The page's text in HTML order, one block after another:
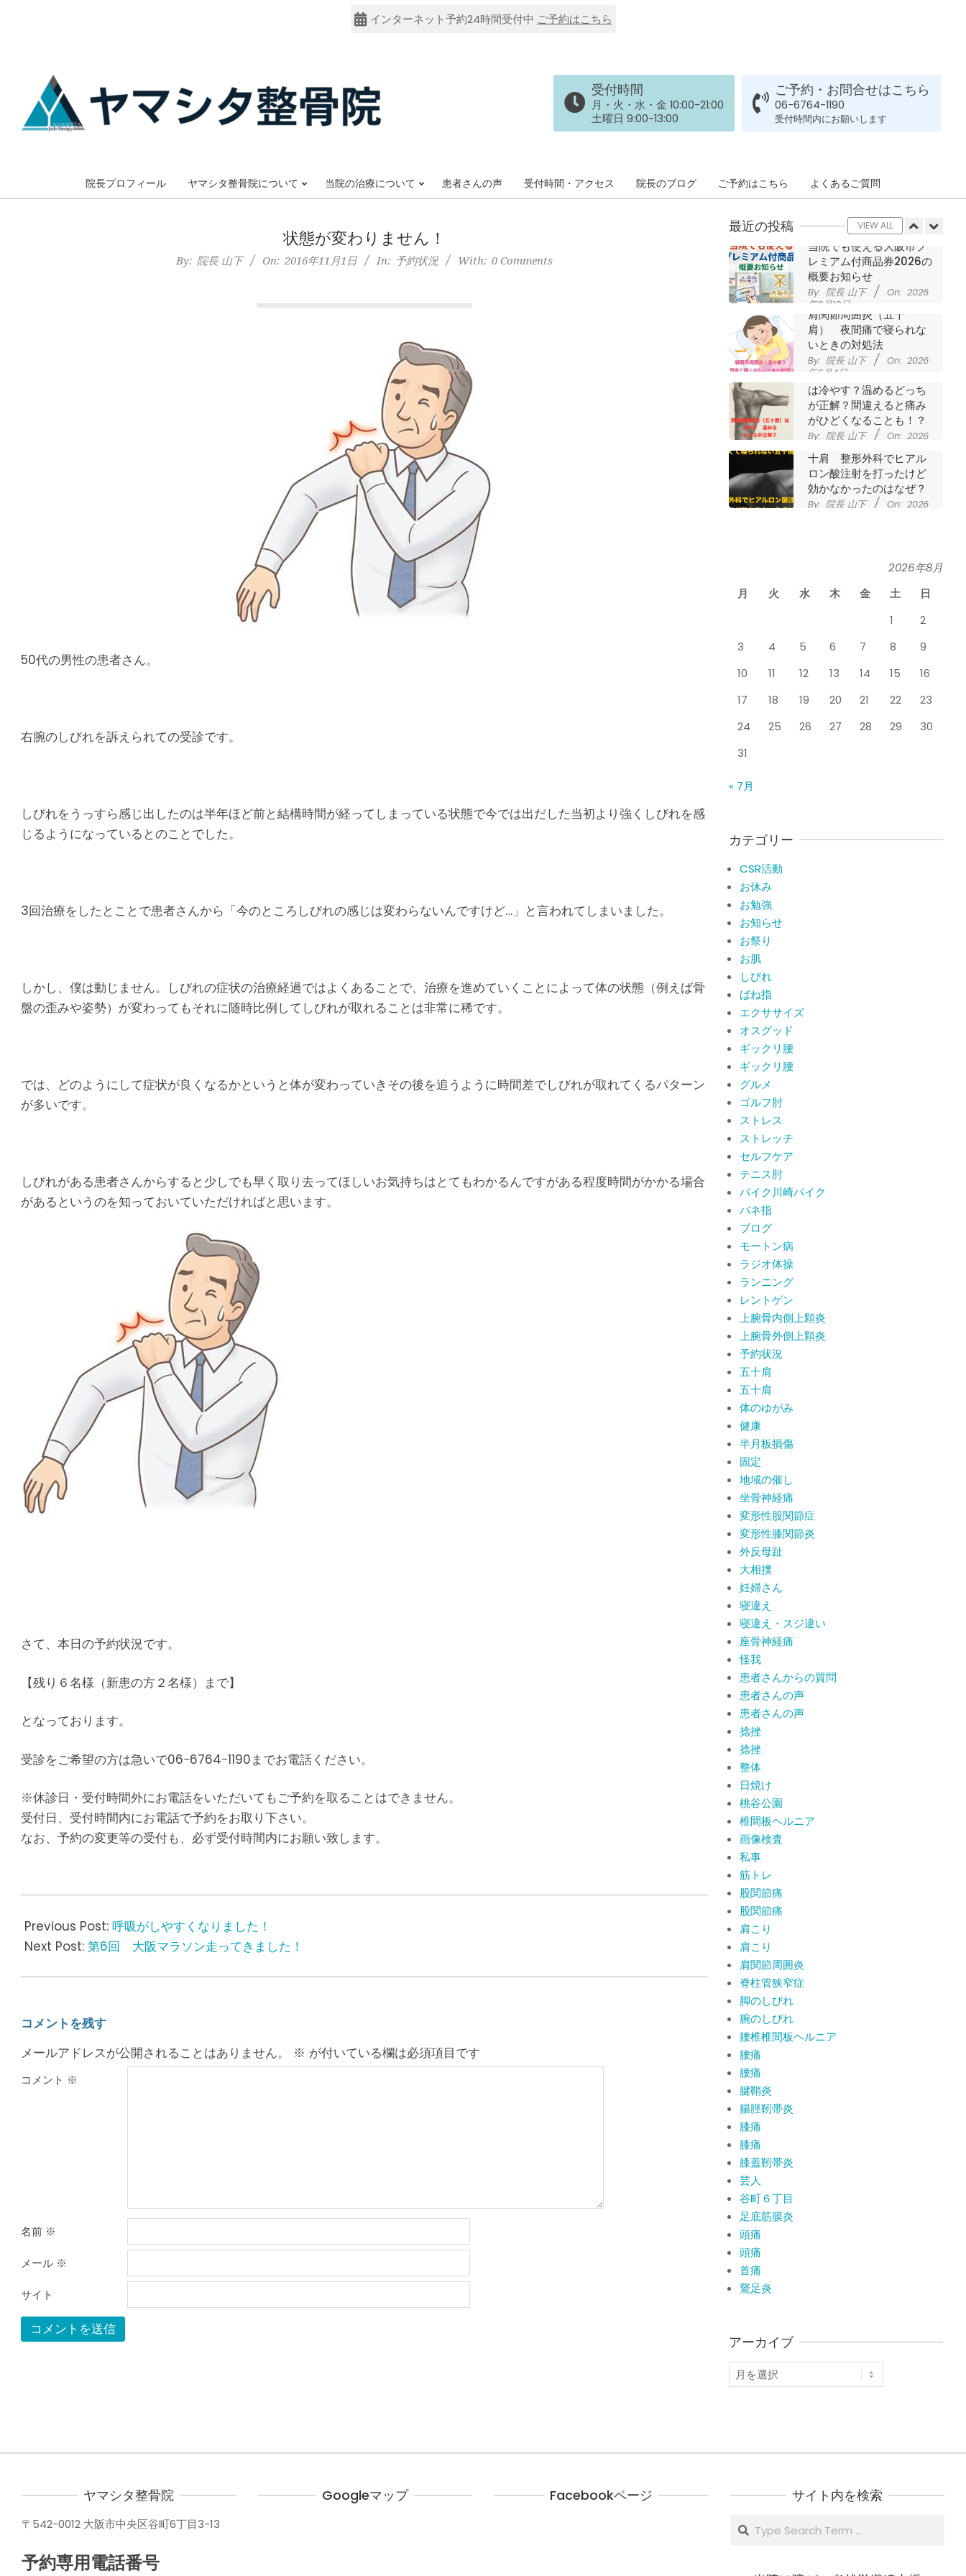
インターネット予約24時間受付中 ご予約はこちら
大
阪
り
痛
｜
整
体
ら
マ
シ
整
骨
受付時間
月・火・水・金 10:00-21:00
土曜日 9:00-13:00
ご予約・お問合せはこちら
06-6764-1190
受付時間内にお願いします
Primary
院長プロフィール ヤマシタ整骨院について 当院の治療について 患者さんの声 受付時間・アクセス 院長のブログ ご予約はこちら よくあるご質問
状態が変わりません！
By: 院長 山下 On: 2016年11月1日 In: 予約状況 With: 0 Comments
50代の男性の患者さん。
右腕のしびれを訴えられての受診です。
しびれをうっすら感じ出したのは半年ほど前と結構時間が経ってしまっている状態で今では出だした当初より強くしびれを感
じるようになっているとのことでした。
3回治療をしたとことで患者さんから「今のところしびれの感じは変わらないんですけど…」と言われてしまいました。
しかし、僕は動じません。しびれの症状の治療経過ではよくあることで、治療を進めていくことによって体の状態（例えば骨
盤の歪みや姿勢）が変わってもそれに随時比例してしびれが取れることは非常に稀です。
では、どのようにして症状が良くなるかというと体が変わっていきその後を追うように時間差でしびれが取れてくるパターン
が多いです。
しびれがある患者さんからすると少しでも早く取り去ってほしいお気持ちはとてもわかるんですがある程度時間がかかる場合
があるというのを知っておいていただければと思います。
さて、本日の予約状況です。
【残り６名様（新患の方２名様）まで】
となっております。
受診をご希望の方は急いで06−6764−1190までお電話ください。
※休診日・受付時間外にお電話をいただいてもご予約を取ることはできません。
受付日、受付時間内にお電話で予約をお取り下さい。
なお、予約の変更等の受付も、必ず受付時間内にお願い致します。
11-
01
Previous Post: 呼吸がしやすくなりました！
Next Post: 第6回 大阪マラソン走ってきました！
コメントを残す
メールアドレスが公開されることはありません。
※ が付いている欄は必須項目です
コメント ※
名前 ※
メール ※
サイト
最近の投稿 VIEW ALL
グのご紹介
By: 院長 山下
年5月23日
ジャンプやダッシュで膝
のお皿の下が痛い！膝蓋
靭帯炎になってしまった
年5月22日
CSR活動報告 生國魂神
社の夏祭りに提灯を奉納
By: 院長 山下 On:
2026
当院でも使える大阪市プ
レミアム付商品券2026の
概要お知らせ
By: 院長 山下 On: 2026
年6月19日
肩関節周囲炎（五十
肩） 夜間痛で寝られな
いときの対処法
By: 院長 山下 On: 2026
年6月4日
肩関節周囲炎（五十肩）
は冷やす？温めるどっち
が正解？間違えると痛み
がひどくなることも！？
By: 院長 山下 On: 2026
夜に痛くて寝られない五
十肩 整形外科でヒアル
ロン酸注射を打ったけど
効かなかったのはなぜ？
By: 院長 山下 On: 2026
On: 2026
膝のお皿の下が痛くて運
動できない！膝蓋靭帯炎
（ジャンパー膝）は冷や
したほうがいい？それと
院長 山下 On:
2026
整形外科で水を抜きヒア
みが取れない膝痛で来院
された患者さまの声
年5月23日
のお皿の下が痛い！膝蓋
き？
2026年8月
月
火 水 木 金 土
日
1
2
3
4 5 6 7 8
9
10
11 12 13 14 15
16
17
18 19 20 21 22
23
24
25 26 27 28 29
30
31
« 7月
カテゴリー
CSR活動
お休み
お勉強
お知らせ
お祭り
お肌
しびれ
ばね指
エクササイズ
オスグッド
ギックリ腰
ギックリ腰
グルメ
ゴルフ肘
ストレス
ストレッチ
セルフケア
テニス肘
バイク川崎バイク
バネ指
ブログ
モートン病
ラジオ体操
ランニング
レントゲン
上腕骨内側上顆炎
上腕骨外側上顆炎
予約状況
五十肩
五十肩
体のゆがみ
健康
半月板損傷
固定
地域の催し
坐骨神経痛
変形性股関節症
変形性膝関節炎
外反母趾
大相撲
妊婦さん
寝違え
寝違え・スジ違い
座骨神経痛
怪我
患者さんからの質問
患者さんの声
患者さんの声
捻挫
捻挫
整体
日焼け
桃谷公園
椎間板ヘルニア
画像検査
私事
筋トレ
股関節痛
股関節痛
肩こり
肩こり
肩関節周囲炎
脊柱管狭窄症
脚のしびれ
腕のしびれ
腰椎椎間板ヘルニア
腰痛
腰痛
腱鞘炎
腸脛靭帯炎
膝痛
膝痛
膝蓋靭帯炎
芸人
谷町６丁目
足底筋膜炎
頭痛
頭痛
首痛
鵞足炎
アーカイブ
ア
ー
ヤマシタ整骨院
〒542-0012 大阪市中央区谷町6丁目3-13
予約専用電話番号
Googleマップ Facebookページ サイト内を検索
Search